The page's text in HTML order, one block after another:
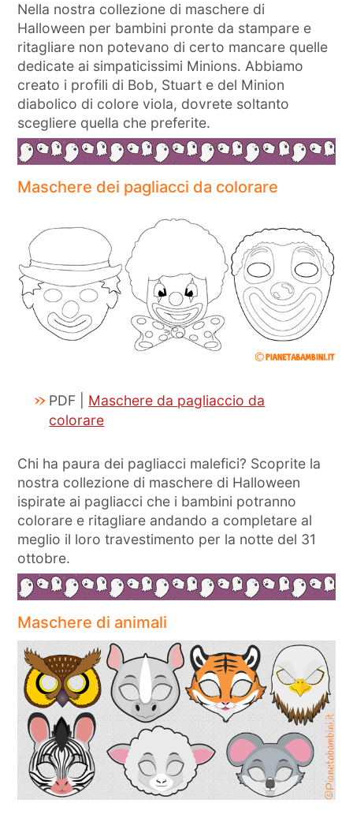
Nella nostra collezione di maschere di
Halloween per bambini pronte da stampare e
ritagliare non potevano di certo mancare quelle
dedicate ai simpaticissimi Minions. Abbiamo
creato i profili di Bob, Stuart e del Minion
diabolico di colore viola, dovrete soltanto
scegliere quella che preferite.
Maschere dei pagliacci da colorare
PDF | Maschere da pagliaccio da
colorare
Chi ha paura dei pagliacci malefici? Scoprite la
nostra collezione di maschere di Halloween
ispirate ai pagliacci che i bambini potranno
colorare e ritagliare andando a completare al
meglio il loro travestimento per la notte del 31
ottobre.
Maschere di animali